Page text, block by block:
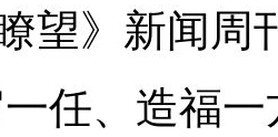
》新闻周
、造福一